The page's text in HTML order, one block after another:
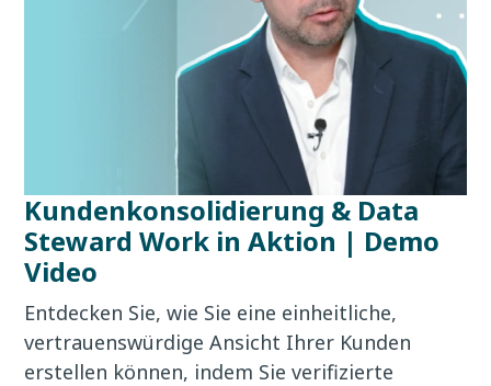
Kundenkonsolidierung & Data
Steward Work in Aktion | Demo
Video
Entdecken Sie, wie Sie eine einheitliche,
vertrauenswürdige Ansicht Ihrer Kunden
erstellen können, indem Sie verifizierte